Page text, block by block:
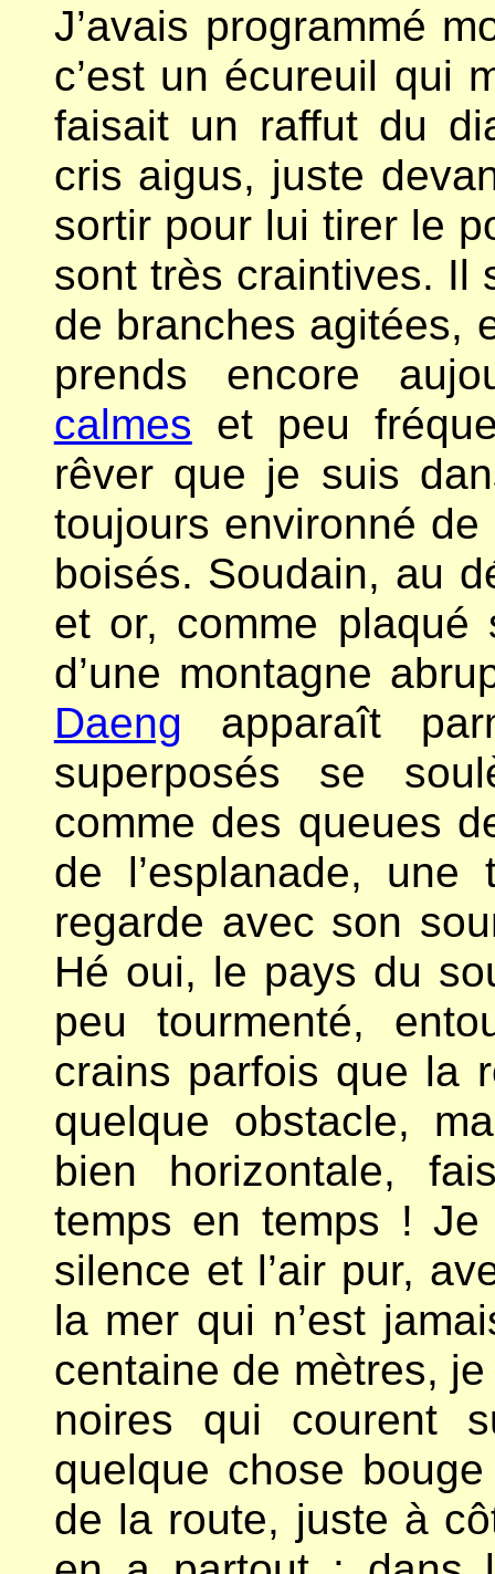
J’avais programmé
c’est un écureuil qui
faisait un raffut du
cris aigus, juste
sortir pour lui tirer le
sont très craintives. Il
de branches agitées,
prends encore
calmes et peu
rêver que je suis
toujours environné
boisés. Soudain, au
et or, comme
d’une montagne
Daeng apparaît
superposés se
comme des queues
de l’esplanade,
regarde avec son
Hé oui, le pays du
peu tourmenté,
crains parfois que la
quelque obstacle,
bien horizontale,
temps en temps !
silence et l’air pur,
la mer qui n’est
centaine de mètres,
noires qui courent
quelque chose
de la route, juste à